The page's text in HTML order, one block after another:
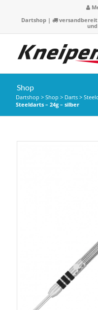
Dartshop| versandbereit
Shop
Dartshop > Shop > Darts>
Steeldarts – 24g – silber